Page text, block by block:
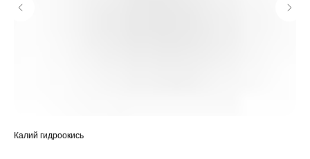
Калий гидроокись